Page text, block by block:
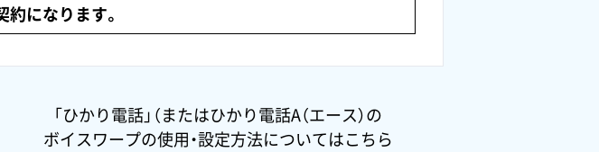
になります。
「ひかり電話」（またはひかり電話A（エース）の
ボイスワープの使用・設定方法についてはこちら